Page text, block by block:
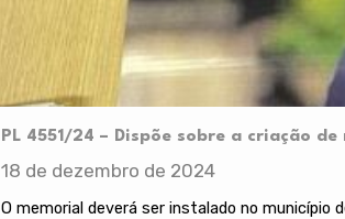
PL 4551/24 – Dispõe sobre a criação
18 de dezembro de 2024
O memorial deverá ser instalado no município